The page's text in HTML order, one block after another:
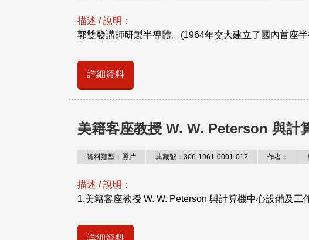
描述 / 說明：
郭雙發講師研製半導體。(1964年交大建立了國內首座
詳細資料
美籍客座教授 W. W. Peterson 與計
資料類型：照片 典藏號：306-1961-0001-012 作者：
描述 / 說明：
1.美籍客座教授 W. W. Peterson 與計算機中心設備及工
詳細資料